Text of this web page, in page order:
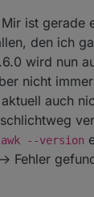
(limit: 16903)
(peak:
system.slice/
/bin/
/bin/
tail
nc -
sich nicht
GW3000
von der 3.6.0
-
(/etc/
(limit: 16903)
(peak:
ist gerade
den ich
wird nun
nicht
auch
awk --version
Fehler